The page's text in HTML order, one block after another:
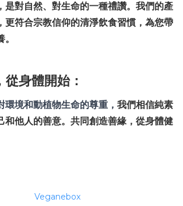
是對自然、對生命的一種禮讚。我們的產
更符合宗教信仰的清淨飲食習慣，為您帶
身體開始：
環境和動植物生命的尊重， 我們相信純素
和他人的善意。共同創造善緣，從身體健